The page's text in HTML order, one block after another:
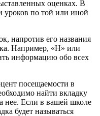
оценках. В
уроков по той или иной
напротив его названия
Например, «Н» или
информацию обо всех
посещаемости в
найти вкладку
нее. Если в вашей школе
будет называться